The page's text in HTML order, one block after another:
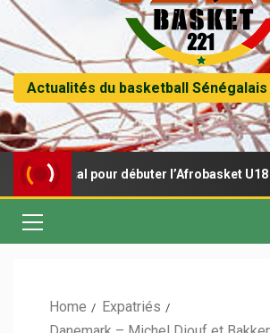
Actualités du basketball
pour débuter l’Afrobasket U18
Home
Expatriés